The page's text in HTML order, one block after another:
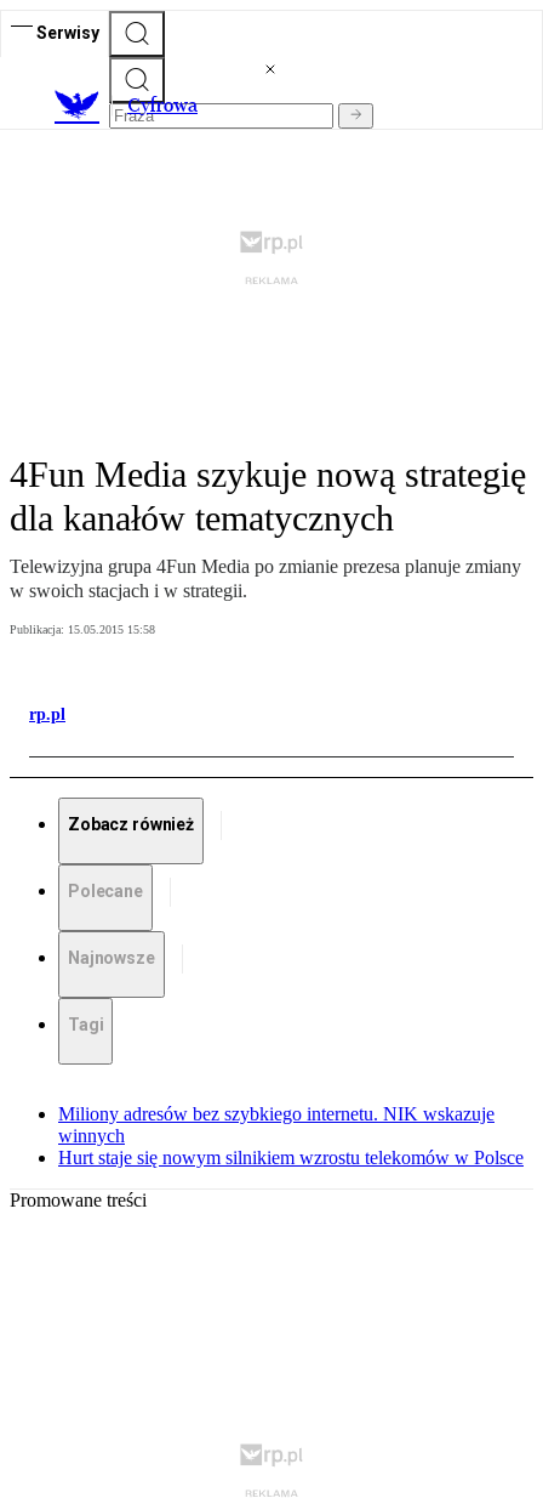
Serwisy
Cyfrowa
4Fun Media szykuje nową strategię
dla kanałów tematycznych
Telewizyjna grupa 4Fun Media po zmianie prezesa planuje zmiany
w swoich stacjach i w strategii.
Publikacja: 15.05.2015 15:58
rp.pl
Zobacz również
Polecane
Najnowsze
Tagi
Miliony adresów bez szybkiego internetu. NIK wskazuje
winnych
Hurt staje się nowym silnikiem wzrostu telekomów w Polsce
Promowane treści